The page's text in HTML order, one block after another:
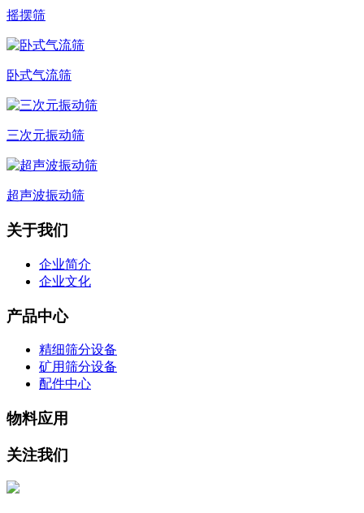
摇摆筛
卧式气流筛
三次元振动筛
超声波振动筛
关于我们
企业简介
企业文化
产品中心
精细筛分设备
矿用筛分设备
配件中心
物料应用
关注我们